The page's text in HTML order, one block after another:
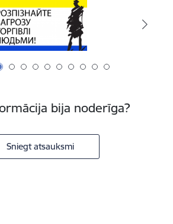
bija noderīga?
Sniegt atsauksmi